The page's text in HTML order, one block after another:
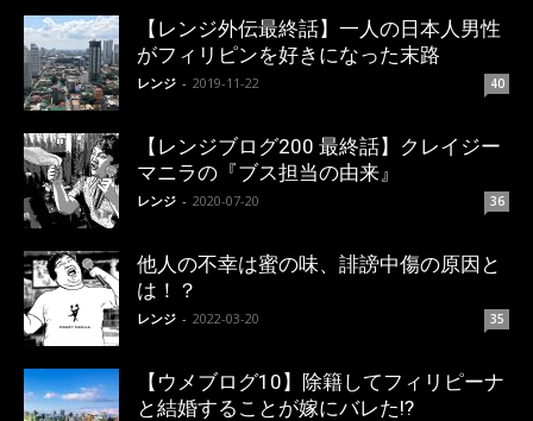
【レンジ外伝最終話】一人の日本人男性
がフィリピンを好きになった末路
レンジ - 2019-11-22 40
【レンジブログ200 最終話】クレイジー
マニラの『ブス担当の由来』
レンジ - 2020-07-20 36
他人の不幸は蜜の味、誹謗中傷の原因と
は！？
レンジ - 2022-03-20 35
【ウメブログ10】除籍してフィリピーナ
と結婚することが嫁にバレた!?